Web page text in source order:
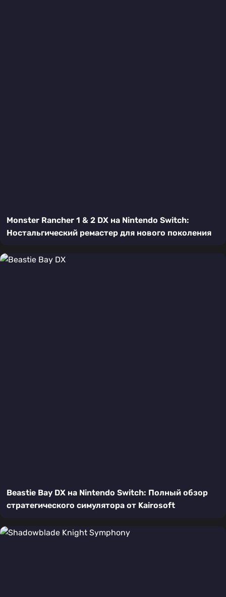
Monster Rancher 1 & 2 DX на Nintendo Switch:
Ностальгический ремастер для нового поколения
Beastie Bay DX на Nintendo Switch: Полный обзор
стратегического симулятора от Kairosoft